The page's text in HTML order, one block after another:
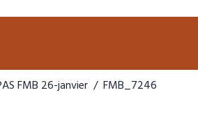
FMB 26-janvier FMB_7246